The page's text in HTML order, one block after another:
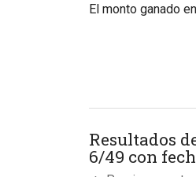
El monto ganado
Resultados
6/49 con